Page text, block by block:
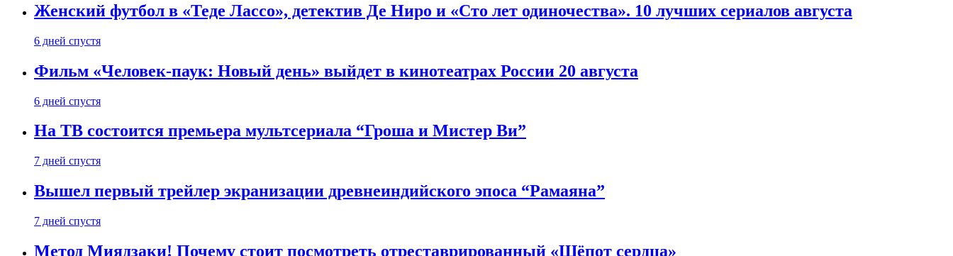
Женский футбол в «Теде Лассо», детектив Де Ниро и «Сто лет одиночества». 10 лучших сериалов августа
6 дней спустя
Фильм «Человек-паук: Новый день» выйдет в кинотеатрах России 20 августа
6 дней спустя
На ТВ состоится премьера мультсериала “Гроша и Мистер Ви”
7 дней спустя
Вышел первый трейлер экранизации древнеиндийского эпоса “Рамаяна”
7 дней спустя
Метод Миядзаки! Почему стоит посмотреть отреставрированный «Шёпот сердца»